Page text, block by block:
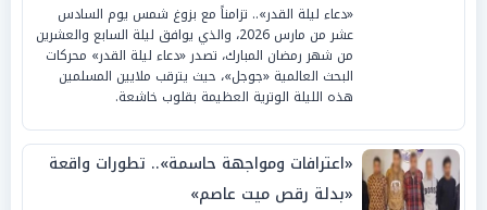
«دعاء ليلة القدر».. تزامناً مع بزوغ شمس يوم السادس
عشر من مارس 2026، والذي يوافق ليلة السابع والعشرين
من شهر رمضان المبارك، تصدر «دعاء ليلة القدر» محركات
البحث العالمية «جوجل»، حيث يترقب ملايين المسلمين
هذه الليلة الوترية العظيمة بقلوب خاشعة.
«اعترافات ومواجهة حاسمة».. تطورات واقعة
«بدلة رقص ميت عاصم»